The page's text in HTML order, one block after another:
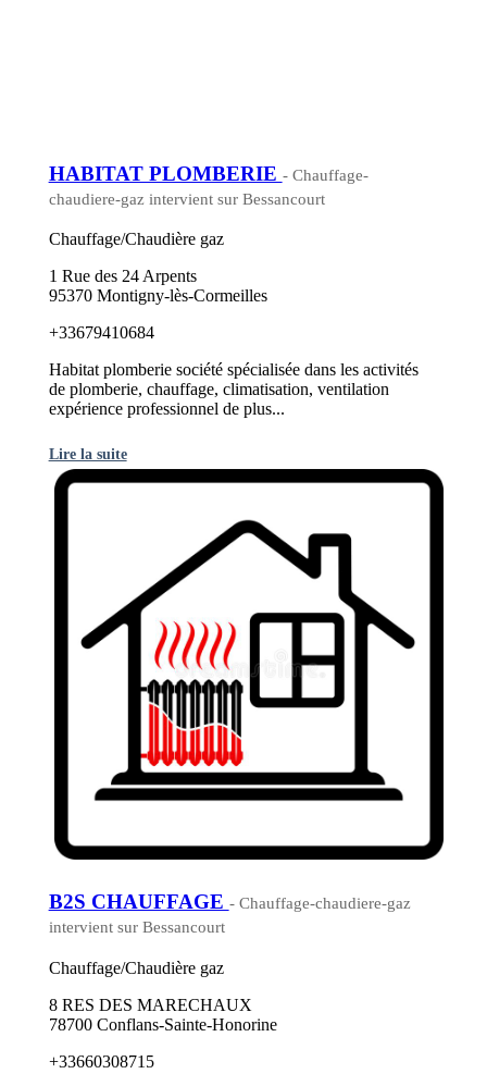
HABITAT PLOMBERIE - Chauffage-
chaudiere-gaz intervient sur Bessancourt
Chauffage/Chaudière gaz
1 Rue des 24 Arpents
95370 Montigny-lès-Cormeilles
+33679410684
Habitat plomberie société spécialisée dans les activités
de plomberie, chauffage, climatisation, ventilation
expérience professionnel de plus...
Lire la suite
B2S CHAUFFAGE - Chauffage-chaudiere-gaz
intervient sur Bessancourt
Chauffage/Chaudière gaz
8 RES DES MARECHAUX
78700 Conflans-Sainte-Honorine
+33660308715